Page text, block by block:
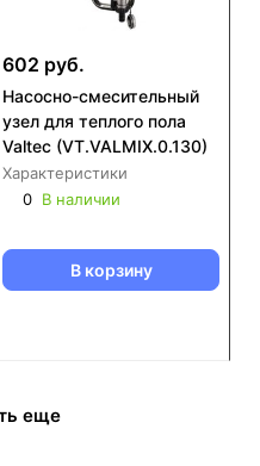
602 руб.
Насосно-смесительный
узел для теплого пола
Valtec (VT.VALMIX.0.130)
Характеристики
0 В наличии
В корзину
еще